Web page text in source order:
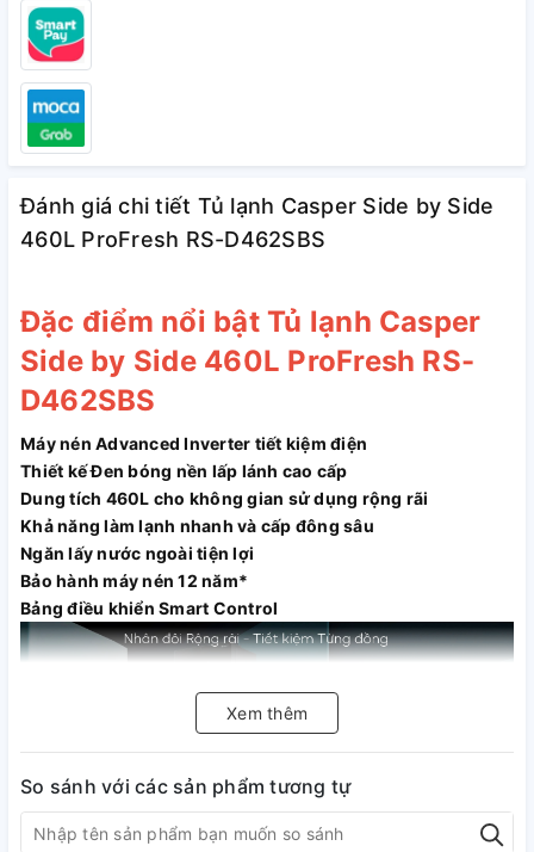
Đánh giá chi tiết Tủ lạnh Casper Side by Side
460L ProFresh RS-D462SBS
Đặc điểm nổi bật Tủ lạnh Casper
Side by Side 460L ProFresh RS-
D462SBS
Máy nén Advanced Inverter tiết kiệm điện
Thiết kế Đen bóng nền lấp lánh cao cấp
Dung tích 460L cho không gian sử dụng rộng rãi
Khả năng làm lạnh nhanh và cấp đông sâu
Ngăn lấy nước ngoài tiện lợi
Bảo hành máy nén 12 năm*
Bảng điều khiển Smart Control
Xem thêm
So sánh với các sản phẩm tương tự